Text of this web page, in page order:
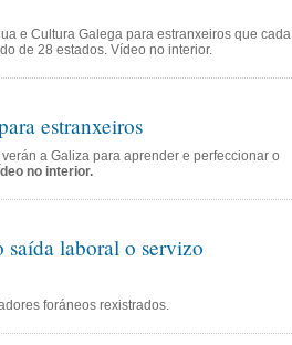
e Cultura Galega para estranxeiros que cada
de 28 estados. Vídeo no interior.
estranxeiros
a Galiza para aprender e perfeccionar o
no interior.
saída laboral o servizo
foráneos rexistrados.